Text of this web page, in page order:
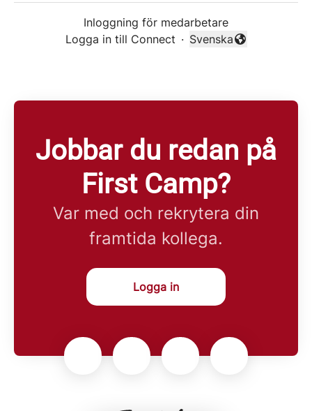
Inloggning för medarbetare
Logga in till Connect ·
Byt språk
Svenska
Jobbar du redan på
First Camp?
Var med och rekrytera din
framtida kollega.
Logga in